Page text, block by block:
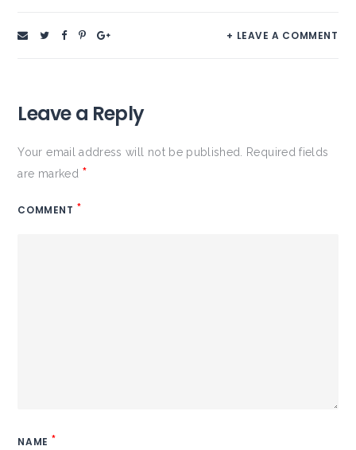
+ LEAVE A COMMENT
Leave a Reply
Your email address will not be published.
Required fields
are marked *
COMMENT *
NAME *